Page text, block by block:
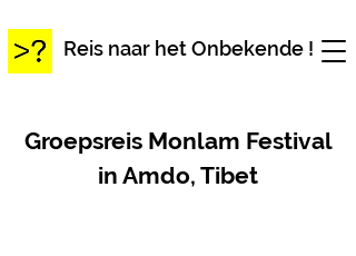
Reis naar het Onbekende !
Groepsreis Monlam Festival
in Amdo, Tibet